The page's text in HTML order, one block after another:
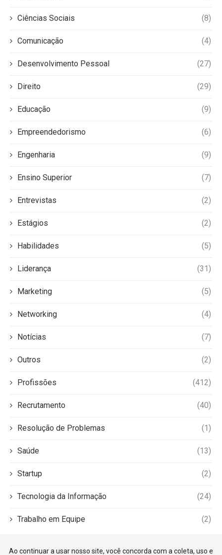
Ciências Sociais (8)
Comunicação (4)
Desenvolvimento Pessoal (27)
Direito (29)
Educação (9)
Empreendedorismo (6)
Engenharia (9)
Ensino Superior (7)
Entrevistas (2)
Estágios (2)
Habilidades (5)
Liderança (31)
Marketing (5)
Networking (4)
Notícias (7)
Outros (2)
Profissões (412)
Recrutamento (40)
Resolução de Problemas (1)
Saúde (13)
Startup (2)
Tecnologia da Informação (24)
Trabalho em Equipe (2)
Ao continuar a usar nosso site, você concorda com a coleta, uso e